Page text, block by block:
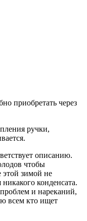
приобретать через
ручки,
описанию.
чтобы
этой зимой не
конденсата.
и нареканий,
всем кто ищет